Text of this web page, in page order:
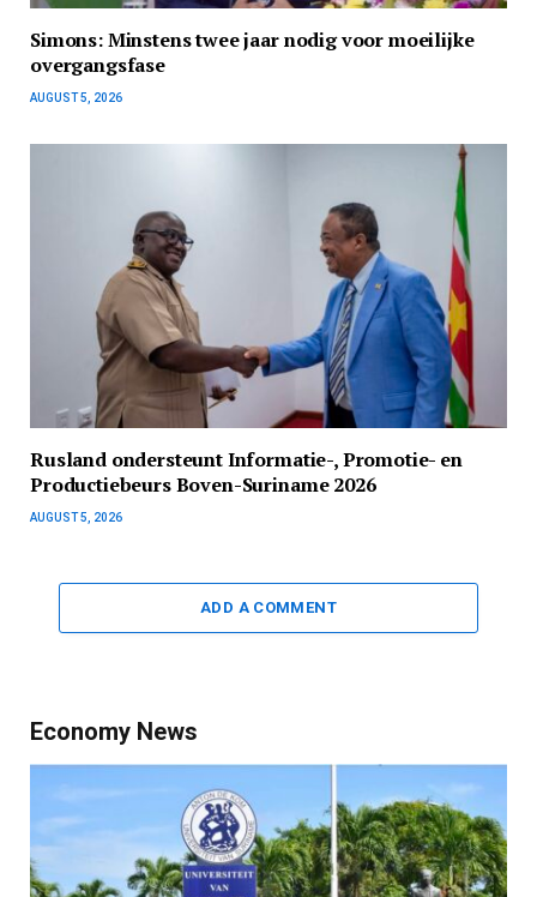
Simons: Minstens twee jaar nodig voor moeilijke
overgangsfase
AUGUST 5, 2026
Rusland ondersteunt Informatie-, Promotie- en
Productiebeurs Boven-Suriname 2026
AUGUST 5, 2026
ADD A COMMENT
Economy News